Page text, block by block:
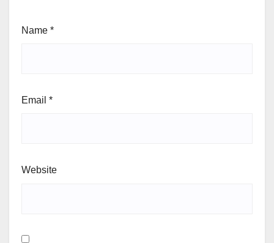
Name *
Email *
Website